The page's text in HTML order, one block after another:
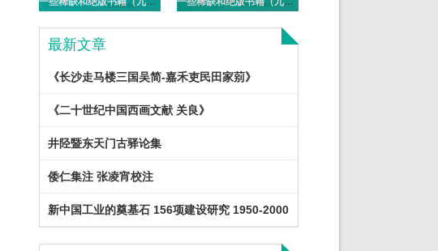
最新文章
《长沙走马楼三国吴简-嘉禾吏民田家莂》
《二十世纪中国西画文献 关良》
井陉暨东天门古驿论集
倭仁集注 张凌宵校注
新中国工业的奠基石 156项建设研究 1950-2000